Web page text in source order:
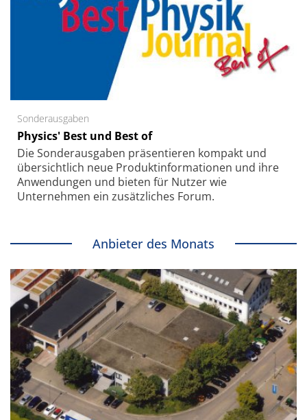
Sonderausgaben
Physics' Best und Best of
Die Sonder­ausgaben präsentieren kompakt und
übersichtlich neue Produkt­informationen und ihre
Anwendungen und bieten für Nutzer wie
Unternehmen ein zusätzliches Forum.
Anbieter des Monats